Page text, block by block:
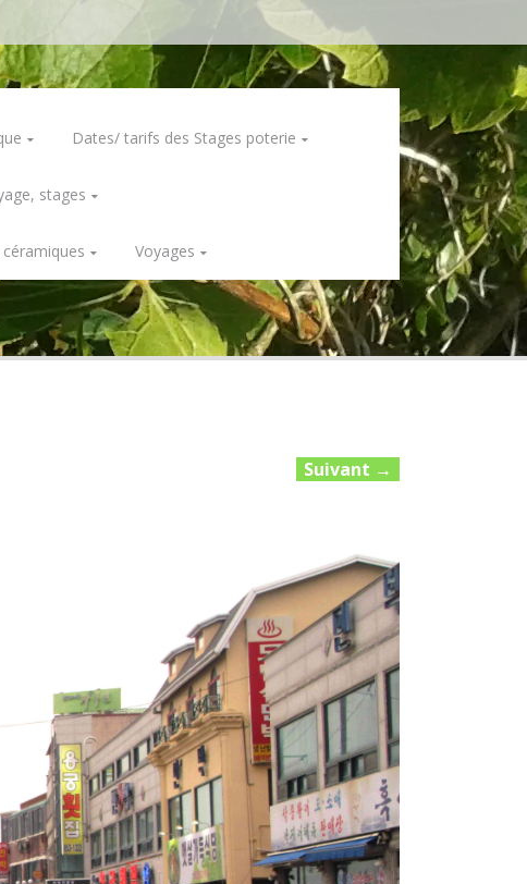
Dates/ tarifs des Stages poterie
stages
Voyages
Suivant →